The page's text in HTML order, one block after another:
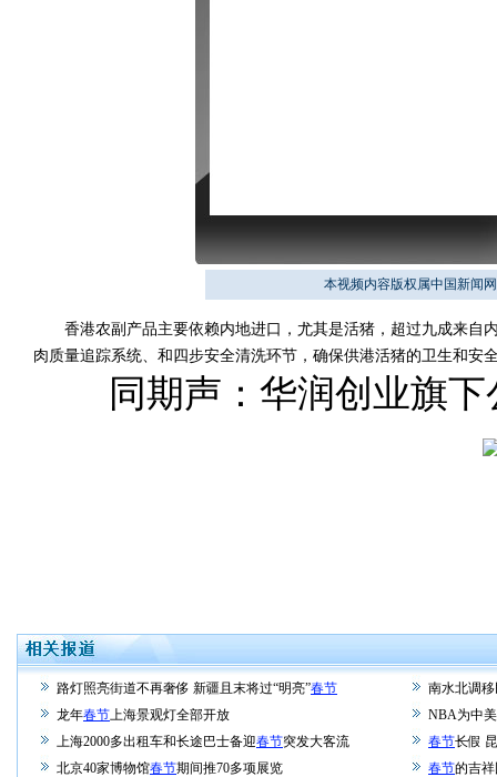
本视频内容版权属中国新闻
香港农副产品主要依赖内地进口，尤其是活猪，超过九成来自
肉质量追踪系统、和四步安全清洗环节，确保供港活猪的卫生和安
同期声：华润创业旗下
路灯照亮街道不再奢侈 新疆且末将过“明亮”春节
南水北调
龙年春节上海景观灯全部开放
NBA为中
上海2000多出租车和长途巴士备迎春节突发大客流 春节长假
北京40家博物馆春节期间推70多项展览 春节的吉